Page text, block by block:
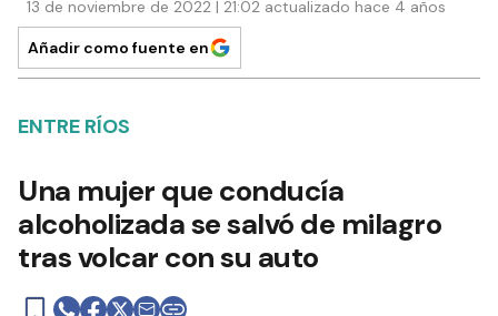
13 de noviembre de 2022 | 21:02 actualizado hace 4 años
Añadir como fuente en
ENTRE RÍOS
Una mujer que conducía
alcoholizada se salvó de milagro
tras volcar con su auto